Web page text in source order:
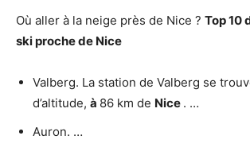
Où aller à la neige près de Nice ? Top 10
skiproche de Nice
Valberg. La station de Valberg se
d’altitude, à 86 km de Nice . …
Auron. …